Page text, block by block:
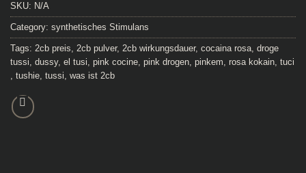
SKU: N/A
Category: synthetisches Stimulans
Tags: 2cb preis​, 2cb pulver​, 2cb wirkungsdauer​, cocaina rosa​, droge
tussi​, dussy​, el tusi​, pink cocine​, pink drogen​, pinkem​, rosa kokain​, tuci​
, tushie​, tussi​, was ist 2cb​